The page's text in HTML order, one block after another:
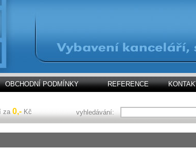
OBCHODNÍ PODMÍNKY REFERENCE
za 0,- Kč vyhledávání: